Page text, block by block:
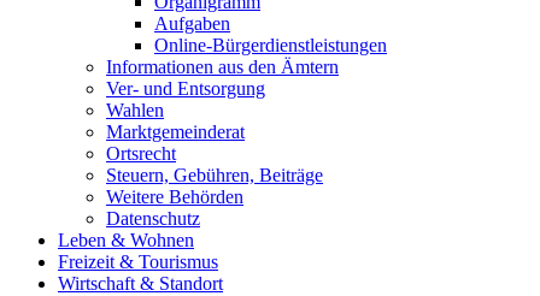
Aufgaben
Online-Bürgerdienstleistungen
Informationen aus den Ämtern
Ver- und Entsorgung
Wahlen
Marktgemeinderat
Ortsrecht
Steuern, Gebühren, Beiträge
Weitere Behörden
Datenschutz
Leben & Wohnen
Freizeit & Tourismus
Wirtschaft & Standort